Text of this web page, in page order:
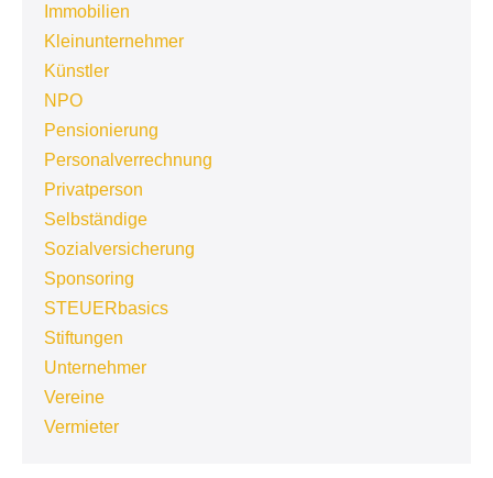
Immobilien
Kleinunternehmer
Künstler
NPO
Pensionierung
Personalverrechnung
Privatperson
Selbständige
Sozialversicherung
Sponsoring
STEUERbasics
Stiftungen
Unternehmer
Vereine
Vermieter